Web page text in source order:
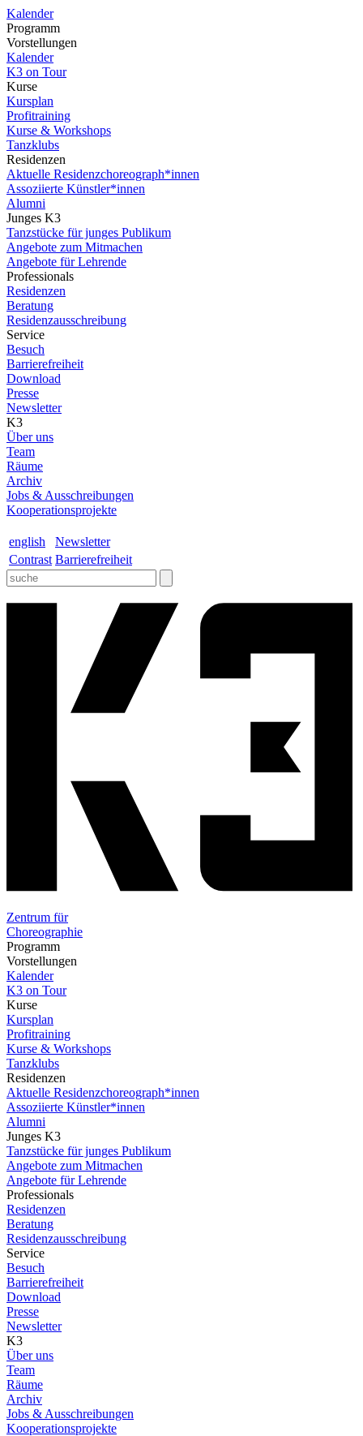
Kalender
Programm
Vorstellungen
Kalender
K3 on Tour
Kurse
Kursplan
Profitraining
Kurse & Workshops
Tanzklubs
Residenzen
Aktuelle Residenzchoreograph*innen
Assoziierte Künstler*innen
Alumni
Junges K3
Tanzstücke für junges Publikum
Angebote zum Mitmachen
Angebote für Lehrende
Professionals
Residenzen
Beratung
Residenzausschreibung
Service
Besuch
Barrierefreiheit
Download
Presse
Newsletter
K3
Über uns
Team
Räume
Archiv
Jobs & Ausschreibungen
Kooperationsprojekte
english
Newsletter
Contrast Barrierefreiheit
Zentrum für
Choreographie
Programm
Vorstellungen
Kalender
K3 on Tour
Kurse
Kursplan
Profitraining
Kurse & Workshops
Tanzklubs
Residenzen
Aktuelle Residenzchoreograph*innen
Assoziierte Künstler*innen
Alumni
Junges K3
Tanzstücke für junges Publikum
Angebote zum Mitmachen
Angebote für Lehrende
Professionals
Residenzen
Beratung
Residenzausschreibung
Service
Besuch
Barrierefreiheit
Download
Presse
Newsletter
K3
Über uns
Team
Räume
Archiv
Jobs & Ausschreibungen
Kooperationsprojekte